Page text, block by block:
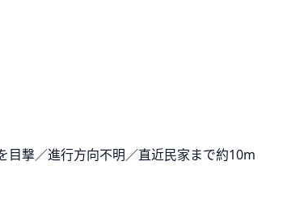
目撃／進行方向不明／直近民家まで約10m